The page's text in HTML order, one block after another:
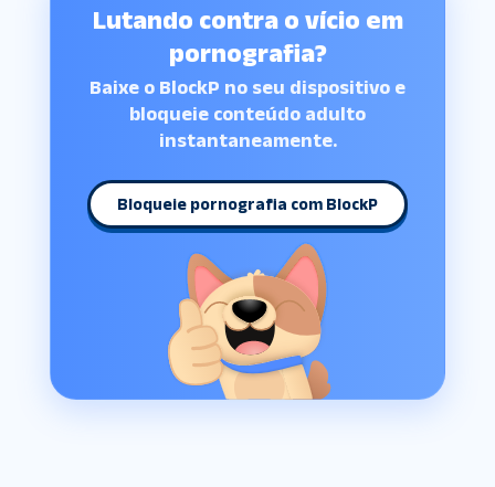
Lutando contra o vício em
pornografia?
Baixe o BlockP no seu dispositivo e
bloqueie conteúdo adulto
instantaneamente.
Bloqueie pornografia com BlockP